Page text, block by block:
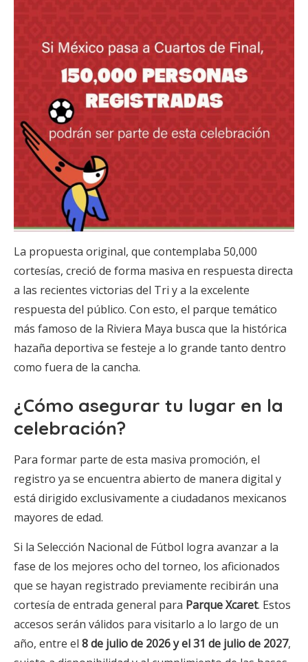
La propuesta original, que contemplaba 50,000
cortesías, creció de forma masiva en respuesta directa
a las recientes victorias del Tri y a la excelente
respuesta del público. Con esto, el parque temático
más famoso de la Riviera Maya busca que la histórica
hazaña deportiva se festeje a lo grande tanto dentro
como fuera de la cancha.
¿Cómo asegurar tu lugar en la
celebración?
Para formar parte de esta masiva promoción, el
registro ya se encuentra abierto de manera digital y
está dirigido exclusivamente a ciudadanos mexicanos
mayores de edad.
Si la Selección Nacional de Fútbol logra avanzar a la
fase de los mejores ocho del torneo, los aficionados
que se hayan registrado previamente recibirán una
cortesía de entrada general para Parque Xcaret. Estos
accesos serán válidos para visitarlo a lo largo de un
año, entre el 8 de julio de 2026 y el 31 de julio de 2027,